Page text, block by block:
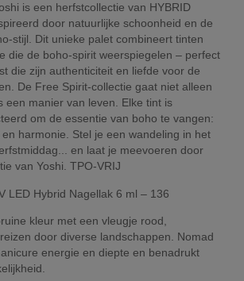
is een herfstcollectie van HYBRID
door natuurlijke schoonheid en de
stijl. Dit unieke palet combineert tinten
die de boho-spirit weerspiegelen – perfect
die zijn authenticiteit en liefde voor de
De Free Spirit-collectie gaat niet alleen
een manier van leven. Elke tint is
om de essentie van boho te vangen:
harmonie. Stel je een wandeling in het
en laat je meevoeren door
van Yoshi. TPO-VRIJ
LED Hybrid Nagellak 6 ml – 136
kleur met een vleugje rood,
door diverse landschappen. Nomad
energie en diepte en benadrukt